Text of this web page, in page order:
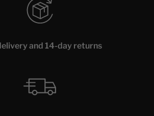
and 14-day returns